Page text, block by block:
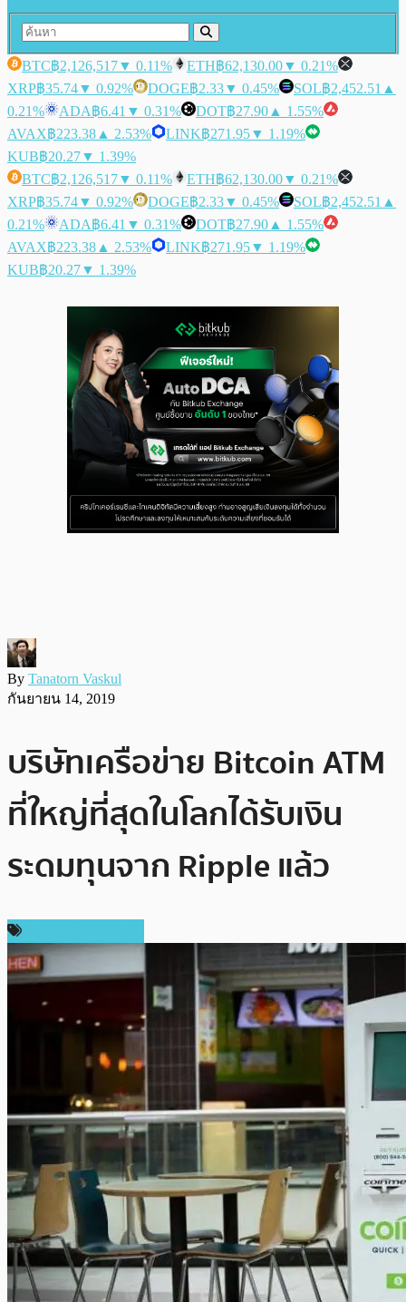
BTC฿2,126,517▼ 0.11% ETH฿62,130.00▼ 0.21%
XRP฿35.74▼ 0.92% DOGE฿2.33▼ 0.45% SOL฿2,452.51 ▲
0.21%
ADA฿6.41 ▼ 0.31% DOT฿27.90 ▲ 1.55%
AVAX฿223.38 ▲ 2.53% LINK฿271.95▼ 1.19%
KUB฿20.27▼ 1.39%
BTC฿2,126,517▼ 0.11% ETH฿62,130.00▼ 0.21%
XRP฿35.74▼ 0.92% DOGE฿2.33▼ 0.45% SOL฿2,452.51 ▲
0.21%
ADA฿6.41 ▼ 0.31% DOT฿27.90 ▲ 1.55%
AVAX฿223.38 ▲ 2.53% LINK฿271.95▼ 1.19%
KUB฿20.27▼ 1.39%
By Tanatorn Vaskul
กันยายน 14, 2019
บริษัทเครือข่าย Bitcoin ATM
ที่ใหญ่ที่สุดในโลกได้รับเงิน
ระดมทุนจาก Ripple แล้ว